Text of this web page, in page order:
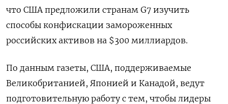
что США предложили странам G7 изучить
способы конфискации замороженных
российских активов на $300 миллиардов.
По данным газеты, США, поддерживаемые
Великобританией, Японией и Канадой, ведут
подготовительную работу с тем, чтобы лидеры